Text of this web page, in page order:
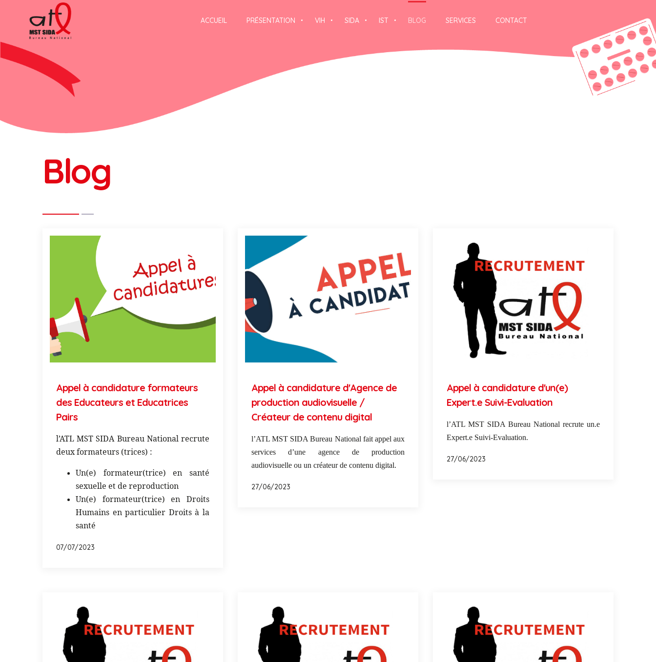
ACCUEIL PRÉSENTATION VIH SIDA IST BLOG SERVICES CONTACT
Blog
Appel à candidature formateurs
des Educateurs et Educatrices
Pairs
l’ATL MST SIDA Bureau National recrute
deux formateurs (trices) :
Un(e) formateur(trice) en santé
sexuelle et de reproduction
Un(e) formateur(trice) en Droits
Humains en particulier Droits à la
santé
07/07/2023
Appel à candidature d'Agence de
production audiovisuelle /
Créateur de contenu digital
l’ATL MST SIDA Bureau National fait appel aux
services d’une agence de production
audiovisuelle ou un créateur de contenu digital.
27/06/2023
Appel à candidature d'un(e)
Expert.e Suivi-Evaluation
l’ATL MST SIDA Bureau National recrute un.e
Expert.e Suivi-Evaluation.
27/06/2023